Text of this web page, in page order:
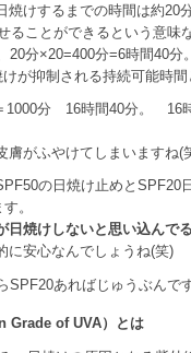
けするまでの時間は約20分
ることができるという意味
20分×20=400分=6時間40分。
が抑制される持続可能時間
1000分 16時間40分。 16
膚がふやけてしまいますね(
の日焼け止めとSPF20
。
日焼けしないと思い込んでる
に安心なんでしょうね(笑)
SPF20あればじゅうぶんで
Grade of UVA）とは